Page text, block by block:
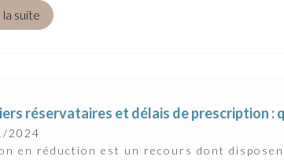
la suite
réservataires et délais de prescription :
2024
en réduction est un recours dont